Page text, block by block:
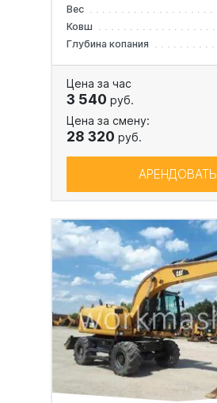
Вес
Ковш
Глубина копания
Цена за час
3 540 руб.
Цена за смену:
28 320 руб.
АРЕНДОВАТЬ